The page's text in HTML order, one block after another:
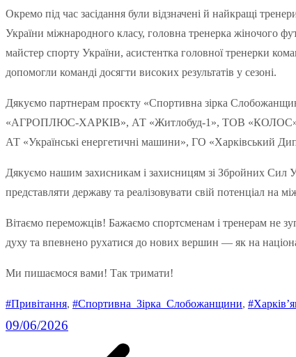
Окремо під час засідання були відзначені й найкращі
України міжнародного класу, головна тренерка жіночого
майстер спорту України, асистентка головної тренерки
допомогли команді досягти високих результатів у сезоні.
Дякуємо партнерам проєкту «Спортивна зірка
«АГРОПЛЮС-ХАРКІВ», АТ «Житлобуд-1», ТОВ
АТ «Українські енергетичні машини», ГО «Харківський
Дякуємо нашим захисникам і захисницям зі Збройних Сил
представляти державу та реалізовувати свій потенціал на
Вітаємо переможців! Бажаємо спортсменам і тренерам не
духу та впевнено рухатися до нових вершин — як на
Ми пишаємося вами! Так тримати!
#Привітання, #Спортивна_Зірка_Слобожанщини,
09/06/2026